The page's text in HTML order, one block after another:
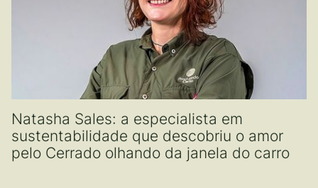
Natasha Sales: a especialista em
sustentabilidade que descobriu o amor
pelo Cerrado olhando da janela do carro